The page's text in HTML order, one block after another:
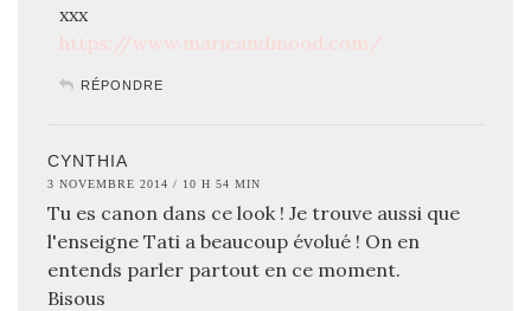
xxx
https://www.marieandmood.com/
RÉPONDRE
CYNTHIA
3 NOVEMBRE 2014 / 10 H 54 MIN
Tu es canon dans ce look ! Je trouve aussi que
l'enseigne Tati a beaucoup évolué ! On en
entends parler partout en ce moment.
Bisous